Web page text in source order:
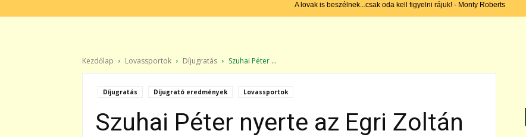
A lovak is beszélnek...csak oda kell figyelni rájuk! - Monty Roberts
Kezdőlap Lovassportok Díjugratás Szuhai Péter ...
Díjugratás Díjugrató eredmények Lovassportok
Szuhai Péter nyerte az Egri Zoltán